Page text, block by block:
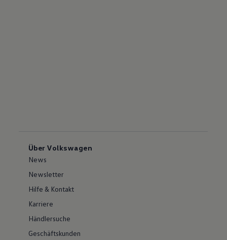
Über Volkswagen
News
Newsletter
Hilfe & Kontakt
Karriere
Händlersuche
Geschäftskunden